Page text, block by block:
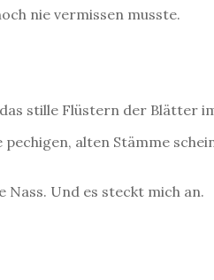
nie vermissen musste.
stille Flüstern der Blätter
alten Stämme
Nass. Und es steckt mich an.